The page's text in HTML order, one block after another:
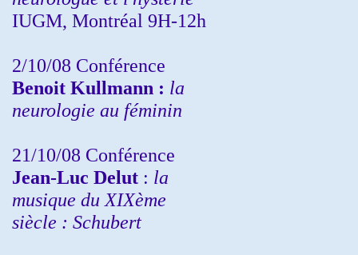
IUGM, Montréal 9H-12h
2/10/08 Conférence
Benoit Kullmann : la
neurologie au féminin
21/10/08 Conférence
Jean-Luc Delut : la
musique du XIXème
siècle : Schubert